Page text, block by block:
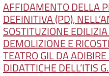
AFFIDAMENTO DELLA
DEFINITIVA (PD),
SOSTITUZIONE
DEMOLIZIONE E
TEATRO GIL DA
DIDATTICHE DELL’ITIS